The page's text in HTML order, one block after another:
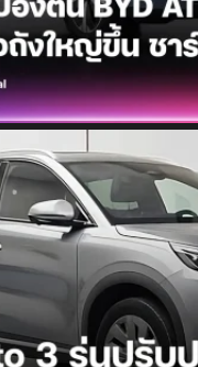
Atto 3 รุ่นให
ลี่ยนมาใช้ระบบขับ